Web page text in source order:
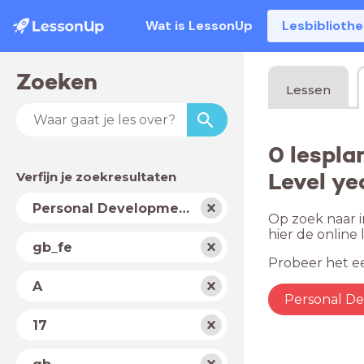
Wat is LessonUp
Zoeken
Verfijn je zoekresultaten
Vak
Personal Development
Schooltype
gb_fe
Niveau
A
Jaar
17
Land
Lessen
0
Level
Op zoek naar
hier de online
Probeer het
Personal